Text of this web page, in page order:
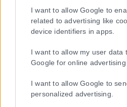
I want to allow Google to
related to advertising like
device identifiers in apps.
I want to allow my user data
Google for online advertising
I want to allow Google to
personalized advertising.
Η εταιρεία με την επωνυμία
επέκταση η ιστοσελίδα που κατέχει
συμμορφώνονται με τη Σύσταση (ΕΕ)
1ης Μαρτίου 2018 σχετικά με τα μέτρα
αντιμετώπιση του παράνομου
Μοναδικός αριθμός Μ.Η.Τ. 262048